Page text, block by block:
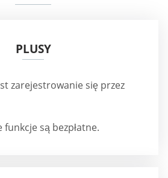
PLUSY
zarejestrowanie się przez
funkcje są bezpłatne.